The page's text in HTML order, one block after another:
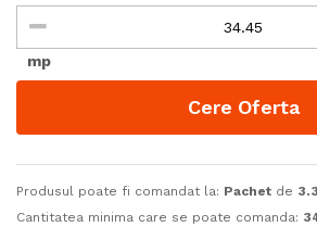
mp
Cere Oferta
Produsul poate fi comandat la: Pachet de
Cantitatea minima care se poate comanda: